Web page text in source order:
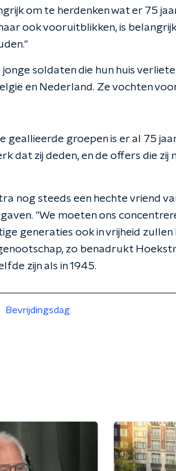
om te herdenken wat er 75
ook vooruitblikken, is
soldaten die hun huis
en Nederland. Ze vochten
geallieerde groepen is er al 75
dat zij deden, en de offers die
nog steeds een hechte vriend
"We moeten ons
generaties ook in vrijheid zullen
zo benadrukt
zijn als in 1945.
Bevrijdingsdag